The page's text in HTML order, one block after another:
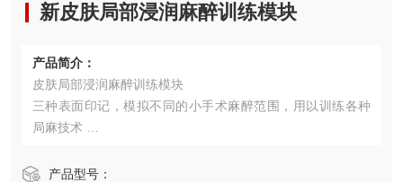
新皮肤局部浸润麻醉训练模块
产品简介：
皮肤局部浸润麻醉训练模块
三种表面印记，模拟不同的小手术麻醉范围，用以训练各种
局麻技术
产品型号：